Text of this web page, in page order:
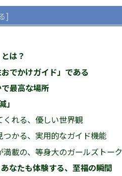
は？
でかけガイド」である
最高な場所
れる、優しい世界観
かる、実用的なガイド機能
載の、等身大のガールズトーク
なたも体験する、至福の瞬間